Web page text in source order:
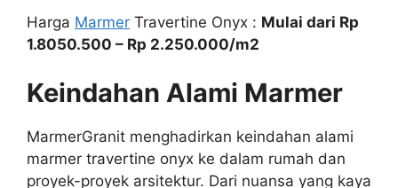
Harga Marmer Travertine Onyx : Mulai dari Rp
1.8050.500 – Rp 2.250.000/m2
Keindahan Alami Marmer
MarmerGranit menghadirkan keindahan alami
marmer travertine onyx ke dalam rumah dan
proyek-proyek arsitektur. Dari nuansa yang kaya